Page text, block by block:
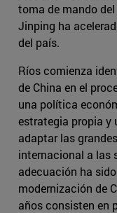
toma de mando
Jinping ha
del país.
Ríos comienza
de China en el
una política
estrategia propia y
adaptar las
internacional a las
adecuación ha
modernización de
años consisten en